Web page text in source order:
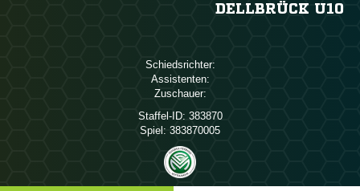
DELLBRÜCK U10
Schiedsrichter:
Assistenten:
Zuschauer:
Staffel-ID: 383870
Spiel: 383870005